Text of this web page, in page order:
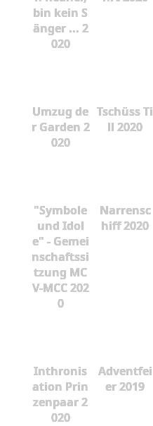
bin kein S
änger ... 2
020
Umzug de
r Garden 2
020
Tschüss Ti
ll 2020
"Symbole
und Idol
e" - Gemei
nschaftssi
tzung MC
V-MCC 202
0
Narrensc
hiff 2020
Inthronis
ation Prin
zenpaar 2
020
Adventfei
er 2019